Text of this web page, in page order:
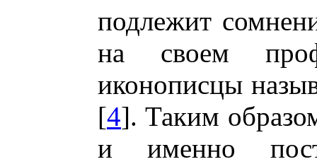
подлежит
на своем
иконописцы
[4]. Таким
и именно